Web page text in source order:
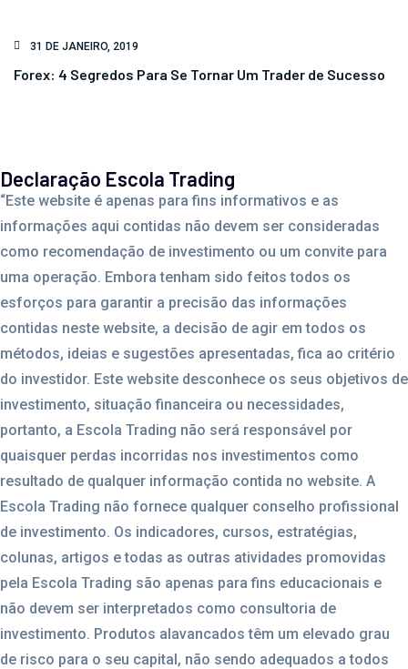
31 DE JANEIRO, 2019
Forex: 4 Segredos Para Se Tornar Um Trader de Sucesso
Declaração Escola Trading
“Este website é apenas para fins informativos e as
informações aqui contidas não devem ser consideradas
como recomendação de investimento ou um convite para
uma operação. Embora tenham sido feitos todos os
esforços para garantir a precisão das informações
contidas neste website, a decisão de agir em todos os
métodos, ideias e sugestões apresentadas, fica ao critério
do investidor. Este website desconhece os seus objetivos de
investimento, situação financeira ou necessidades,
portanto, a Escola Trading não será responsável por
quaisquer perdas incorridas nos investimentos como
resultado de qualquer informação contida no website. A
Escola Trading não fornece qualquer conselho profissional
de investimento. Os indicadores, cursos, estratégias,
colunas, artigos e todas as outras atividades promovidas
pela Escola Trading são apenas para fins educacionais e
não devem ser interpretados como consultoria de
investimento. Produtos alavancados têm um elevado grau
de risco para o seu capital, não sendo adequados a todos